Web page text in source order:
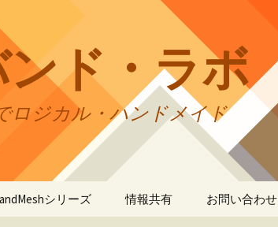
ド・ラボ
ロジカル・ハンドメイド
シリーズ 情報共有 お問い合わせ